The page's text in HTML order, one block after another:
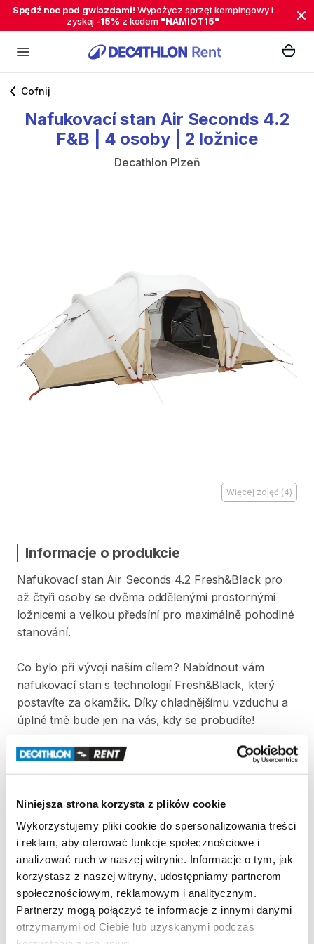
Niniejsza strona korzysta z plików cookie
Wykorzystujemy pliki cookie do spersonalizowania treści
i reklam, aby oferować funkcje społecznościowe i
analizować ruch w naszej witrynie. Informacje o tym, jak
korzystasz z naszej witryny, udostępniamy partnerom
społecznościowym, reklamowym i analitycznym.
Partnerzy mogą połączyć te informacje z innymi danymi
otrzymanymi od Ciebie lub uzyskanymi podczas
Spędź noc pod gwiazdami! Wypożycz sprzęt kempingowy i
zyskaj -15% z kodem "NAMIOT15"
Cofnij
Nafukovací stan Air Seconds 4.2
F&B
4 osoby 2 ložnice
Decathlon Plzeň
Więcej zdjęć (4)
Informacje o produkcie
Nafukovací stan Air Seconds 4.2 Fresh&Black pro
až čtyři osoby se dvěma oddělenými prostornými
ložnicemi a velkou předsíní pro maximálně pohodlné
stanování.
Co bylo při vývoji naším cílem? Nabídnout vám
nafukovací stan s technologií Fresh&Black​,​ který
postavíte za okamžik. Díky chladnějšímu vzduchu a
úplné tmě bude jen na vás​,​ kdy se probudíte!
V ceně výpůjčky stanu
pumpa.
Pumpa není součástí přepravního obalu.
Strona produktu w sklepie
Zasady wypożyczenia
REGULAMIN
Regulamin wypożyczalni